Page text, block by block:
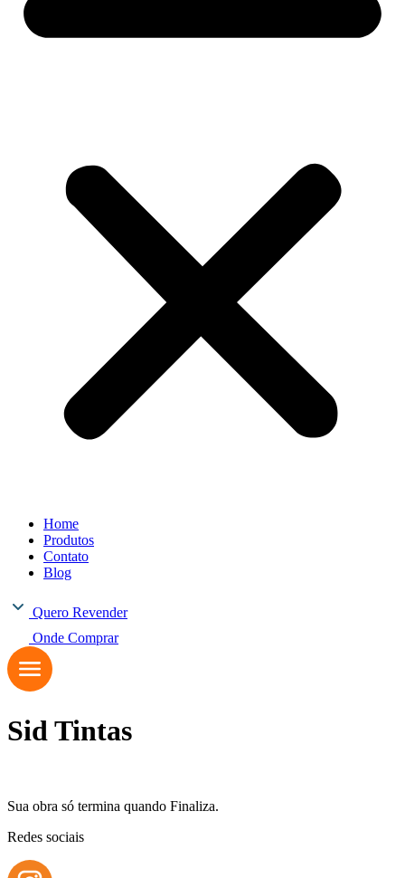
Home
Produtos
Contato
Blog
Quero Revender
Onde Comprar
Sid Tintas
Sua obra só termina quando Finaliza.
Redes sociais